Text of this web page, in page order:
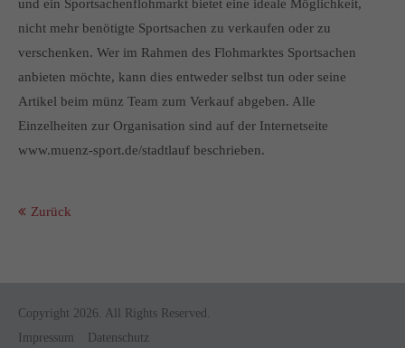
und ein Sportsachenflohmarkt bietet eine ideale Möglichkeit,
nicht mehr benötigte Sportsachen zu verkaufen oder zu
verschenken. Wer im Rahmen des Flohmarktes Sportsachen
anbieten möchte, kann dies entweder selbst tun oder seine
Artikel beim münz Team zum Verkauf abgeben. Alle
Einzelheiten zur Organisation sind auf der Internetseite
www.muenz-sport.de/stadtlauf beschrieben.
Zurück
Copyright 2026. All Rights Reserved.
Impressum
Datenschutz